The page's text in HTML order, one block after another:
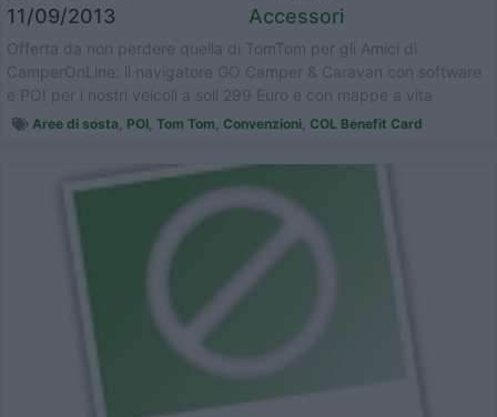
11/09/2013 Accessori
Offerta da non perdere quella di TomTom per gli Amici di
CamperOnLine: il navigatore GO Camper & Caravan con software
e POI per i nostri veicoli a soli 299 Euro e con mappe a vita
LIFETIME per ess...
Aree di sosta, POI, Tom Tom, Convenzioni, COL Benefit Card